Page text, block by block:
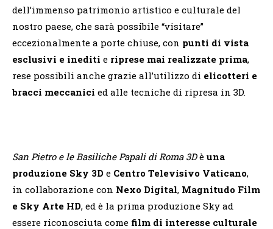
dell’immenso patrimonio artistico e culturale del
nostro paese, che sarà possibile “visitare”
eccezionalmente a porte chiuse, con punti di vista
esclusivi e inediti e riprese mai realizzate prima,
rese possibili anche grazie all’utilizzo di elicotteri e
bracci meccanici ed alle tecniche di ripresa in 3D.
San Pietro e le Basiliche Papali di Roma 3Dè una
produzione Sky 3D e Centro Televisivo Vaticano,
in collaborazione con Nexo Digital, Magnitudo Film
e Sky Arte HD, ed è la prima produzione Sky ad
essere riconosciuta come film di interesse culturale